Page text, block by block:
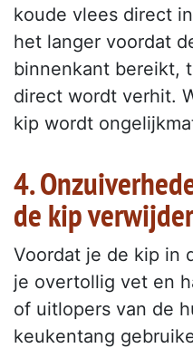
koude vlees direct
het langer voordat
binnenkant bereikt,
direct wordt verhit.
kip wordt
4.
de kip
Voordat je de kip in
je overtollig vet en
of uitlopers van de
keukentang